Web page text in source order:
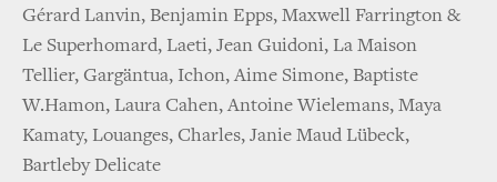
Gérard Lanvin, Benjamin Epps, Maxwell Farrington &
Le Superhomard, Laeti, Jean Guidoni, La Maison
Tellier, Gargäntua, Ichon, Aime Simone, Baptiste
W.Hamon, Laura Cahen, Antoine Wielemans, Maya
Kamaty, Louanges, Charles, Janie Maud Lübeck,
Bartleby Delicate